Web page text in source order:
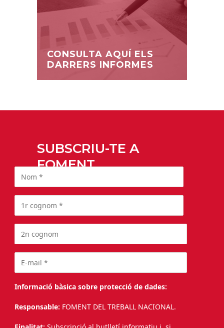
CONSULTA AQUÍ ELS
DARRERS INFORMES
SUBSCRIU-TE A
FOMENT
Informació bàsica sobre protecció de dades:
Responsable: FOMENT DEL TREBALL NACIONAL.